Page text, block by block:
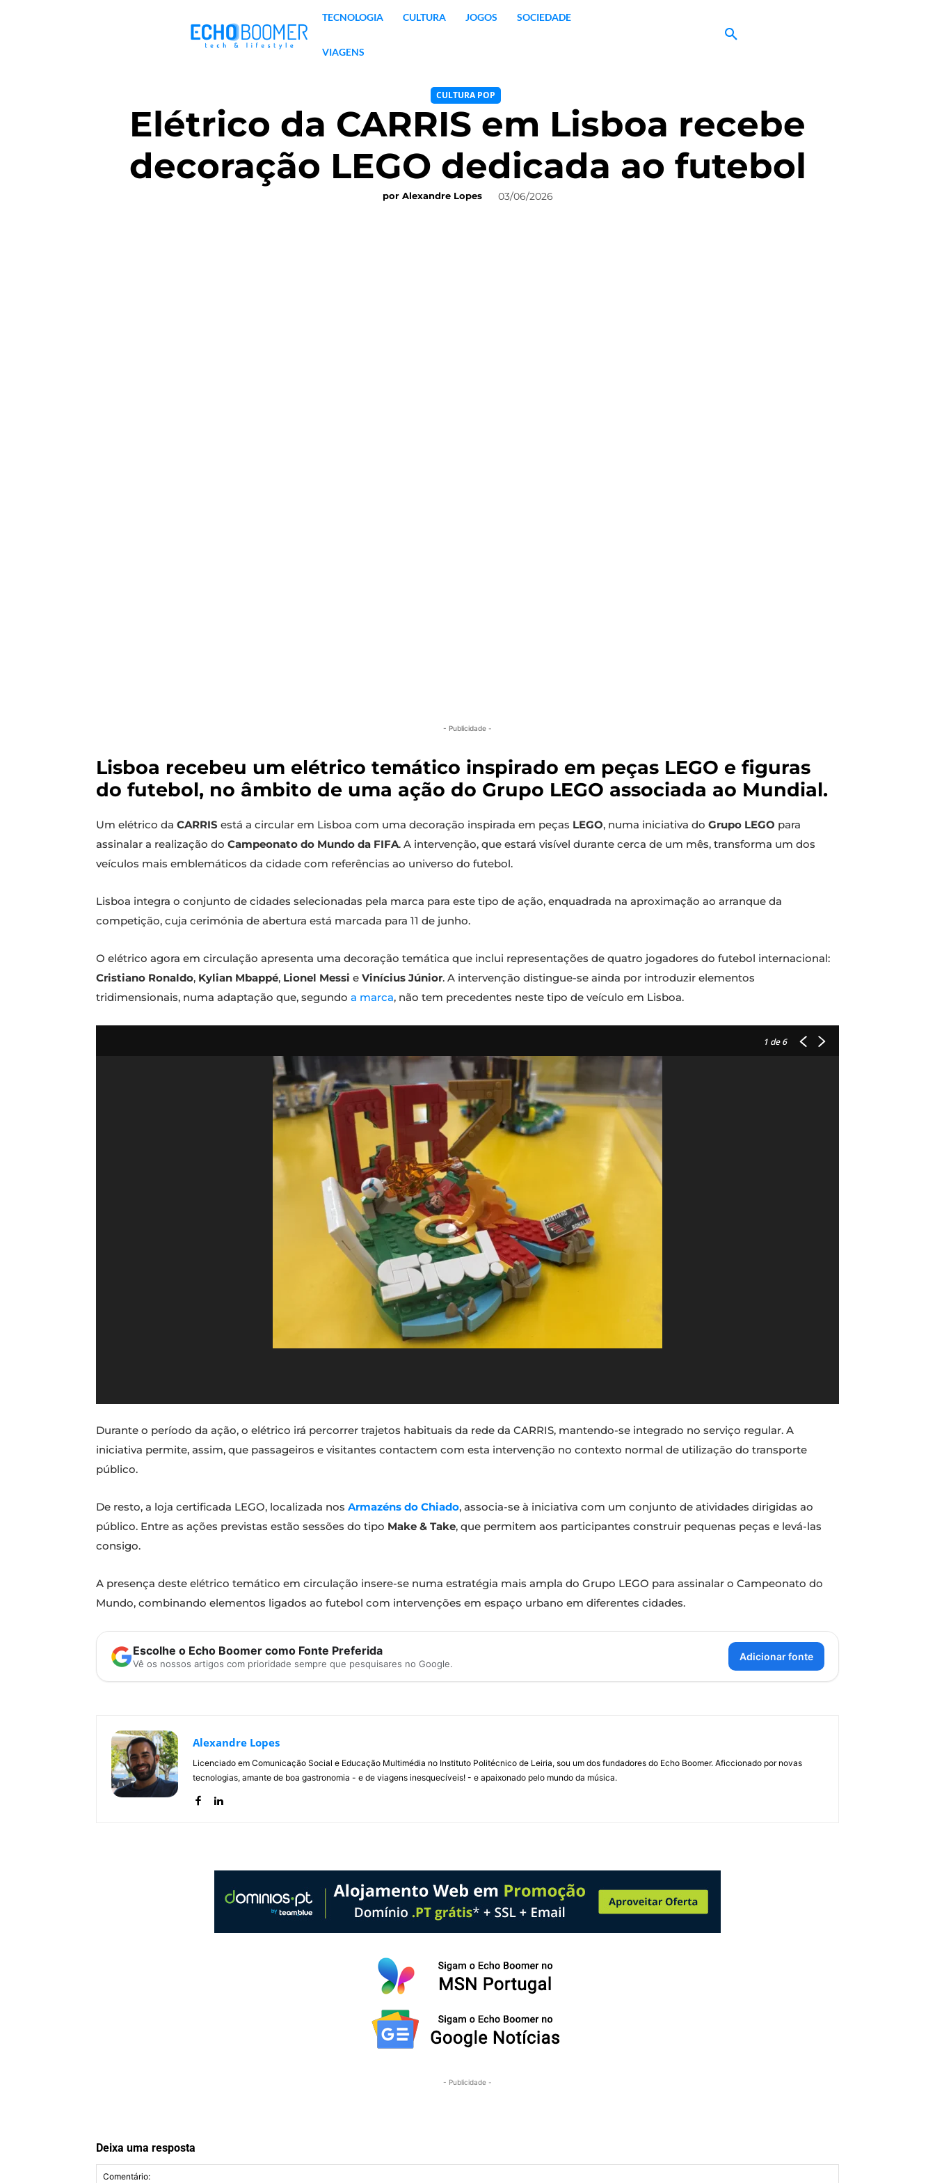
TECNOLOGIA CULTURA JOGOS SOCIEDADE
VIAGENS
CULTURA POP
Elétrico da CARRIS em Lisboa recebe
decoração LEGO dedicada ao futebol
por Alexandre Lopes 03/06/2026
- Publicidade -
Lisboa recebeu um elétrico temático inspirado em peças LEGO e figuras
do futebol, no âmbito de uma ação do Grupo LEGO associada ao Mundial.
Um elétrico da CARRIS está a circular em Lisboa com uma decoração inspirada em peças LEGO, numa iniciativa do Grupo LEGO para
assinalar a realização do Campeonato do Mundo da FIFA. A intervenção, que estará visível durante cerca de um mês, transforma um dos
veículos mais emblemáticos da cidade com referências ao universo do futebol.
Lisboa integra o conjunto de cidades selecionadas pela marca para este tipo de ação, enquadrada na aproximação ao arranque da
competição, cuja cerimónia de abertura está marcada para 11 de junho.
O elétrico agora em circulação apresenta uma decoração temática que inclui representações de quatro jogadores do futebol internacional:
Cristiano Ronaldo, Kylian Mbappé, Lionel Messi e Vinícius Júnior. A intervenção distingue-se ainda por introduzir elementos
tridimensionais, numa adaptação que, segundo a marca, não tem precedentes neste tipo de veículo em Lisboa.
1 de 6
Durante o período da ação, o elétrico irá percorrer trajetos habituais da rede da CARRIS, mantendo-se integrado no serviço regular. A
iniciativa permite, assim, que passageiros e visitantes contactem com esta intervenção no contexto normal de utilização do transporte
público.
De resto, a loja certificada LEGO, localizada nos Armazéns do Chiado, associa-se à iniciativa com um conjunto de atividades dirigidas ao
público. Entre as ações previstas estão sessões do tipo Make & Take, que permitem aos participantes construir pequenas peças e levá-las
consigo.
A presença deste elétrico temático em circulação insere-se numa estratégia mais ampla do Grupo LEGO para assinalar o Campeonato do
Mundo, combinando elementos ligados ao futebol com intervenções em espaço urbano em diferentes cidades.
Escolhe o Echo Boomer como Fonte Preferida
Vê os nossos artigos com prioridade sempre que pesquisares no Google.
Adicionar fonte
Alexandre Lopes
Licenciado em Comunicação Social e Educação Multimédia no Instituto Politécnico de Leiria, sou um dos fundadores do Echo Boomer. Aficcionado por novas
tecnologias, amante de boa gastronomia - e de viagens inesquecíveis! - e apaixonado pelo mundo da música.
- Publicidade -
Deixa uma resposta